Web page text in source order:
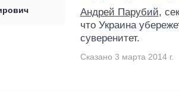
Андрей Парубий,
что Украина
суверенитет.
Сказано 3 марта 2014 г.